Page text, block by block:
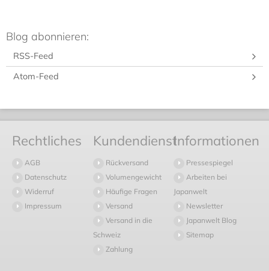
Blog abonnieren:
RSS-Feed
Atom-Feed
Rechtliches
AGB
Datenschutz
Widerruf
Impressum
Kundendienst
Rückversand
Volumengewicht
Häufige Fragen
Versand
Versand in die
Schweiz
Zahlung
Informationen
Pressespiegel
Arbeiten bei
Japanwelt
Newsletter
Japanwelt Blog
Sitemap